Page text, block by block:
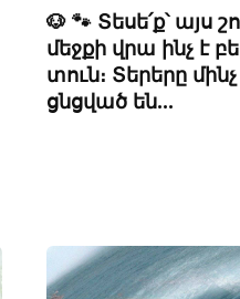
🐶 🐾 Տեսե՛ք՝ այս
մեջքի վրա ինչ է
տուն։ Տերերը
ցնցված են…